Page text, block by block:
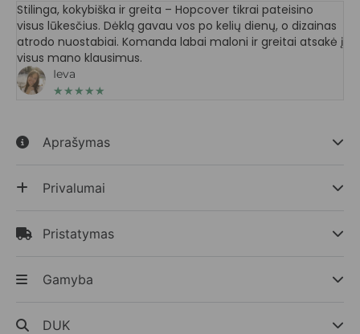
Ieva
★ ★ ★ ★ ★
Stilinga, kokybiška ir greita – Hopcover tikrai pateisino
visus lūkesčius. Dėklą gavau vos po kelių dienų, o dizainas
atrodo nuostabiai. Komanda labai maloni ir greitai atsakė į
visus mano klausimus.
Aprašymas
Privalumai
Pristatymas
Gamyba
DUK